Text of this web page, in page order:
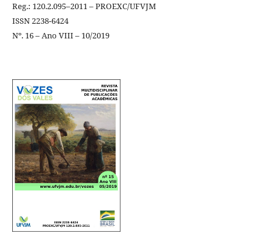
Reg.: 120.2.095–2011 – PROEXC/UFVJM
ISSN 2238-6424
Nº. 16 – Ano VIII – 10/2019